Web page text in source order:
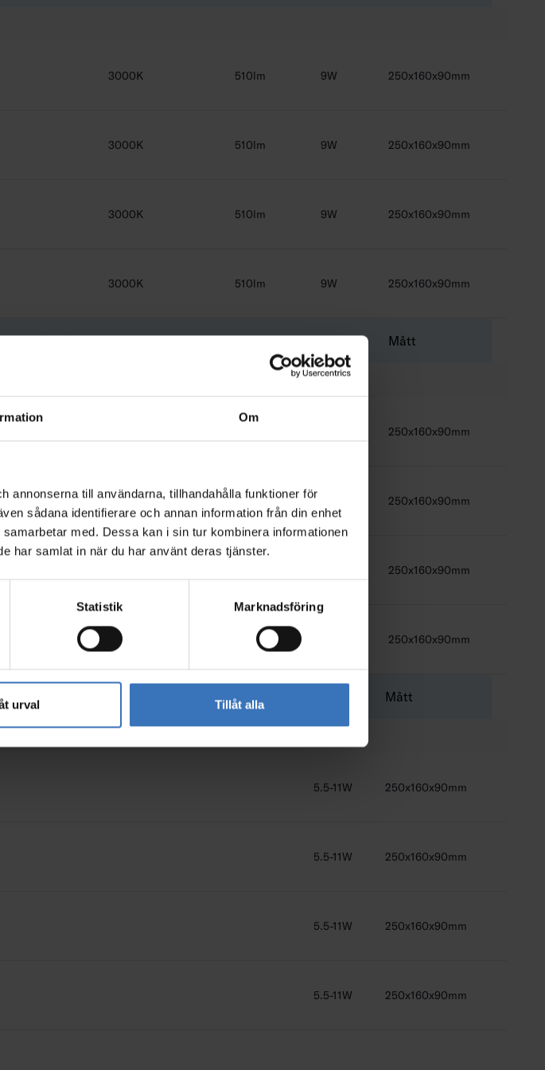
Om
annonserna till användarna, tillhandahålla funktioner för
sådana identifierare och annan information från din enhet
med. Dessa kan i sin tur kombinera informationen
har samlat in när du har använt deras tjänster.
Statistik Marknadsföring
urval Tillåt alla
3000K 510lm 9W 250x160x90mm
3000K 510lm 9W 250x160x90mm
3000K 510lm 9W 250x160x90mm
3000K 510lm 9W 250x160x90mm
(FIN) Färgtemperatur Ljusflöde Effekt Mått
250x160x90mm
4000K 530lm 250x160x90mm
250x160x90mm
4000K 530lm 250x160x90mm
(FIN) Ljusflöde Mått
5.5-11W 250x160x90mm
5.5-11W 250x160x90mm
5.5-11W 250x160x90mm
5.5-11W 250x160x90mm